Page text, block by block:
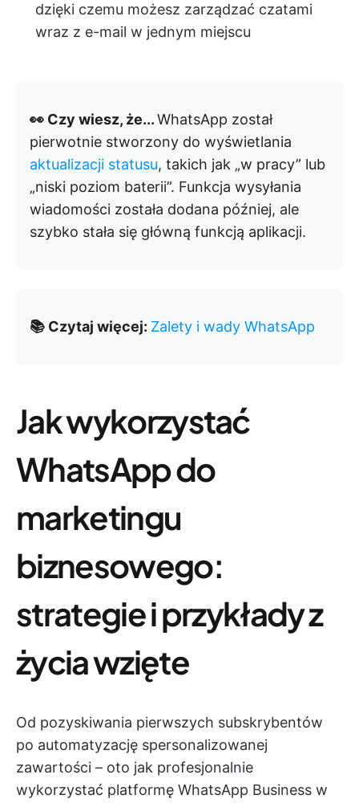
dzięki czemu możesz zarządzać czatami
wraz z e-mail w jednym miejscu
👀 Czy wiesz, że...WhatsApp został
pierwotnie stworzony do wyświetlania
aktualizacji statusu, takich jak „w pracy” lub
„niski poziom baterii”. Funkcja wysyłania
wiadomości została dodana później, ale
szybko stała się główną funkcją aplikacji.
📚 Czytaj więcej: Zalety i wady WhatsApp
Jak wykorzystać
WhatsApp do
marketingu
biznesowego:
strategie i przykłady z
życia wzięte
Od pozyskiwania pierwszych subskrybentów
po automatyzację spersonalizowanej
zawartości – oto jak profesjonalnie
wykorzystać platformę WhatsApp Business w